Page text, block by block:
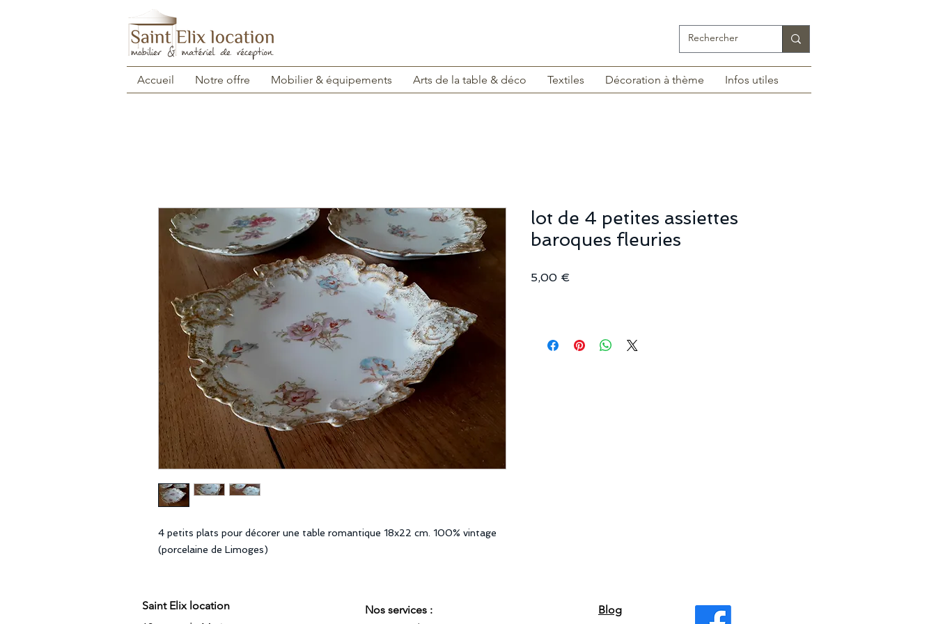
Accueil Notre offre Mobilier & équipements Arts de la table & déco Textiles Décoration à thème Infos utiles
4 petits plats pour décorer une table romantique 18x22 cm. 100% vintage
(porcelaine de Limoges)
lot de 4 petites assiettes
baroques fleuries
5,00 €
Saint Elix location
Nos services :
Blog